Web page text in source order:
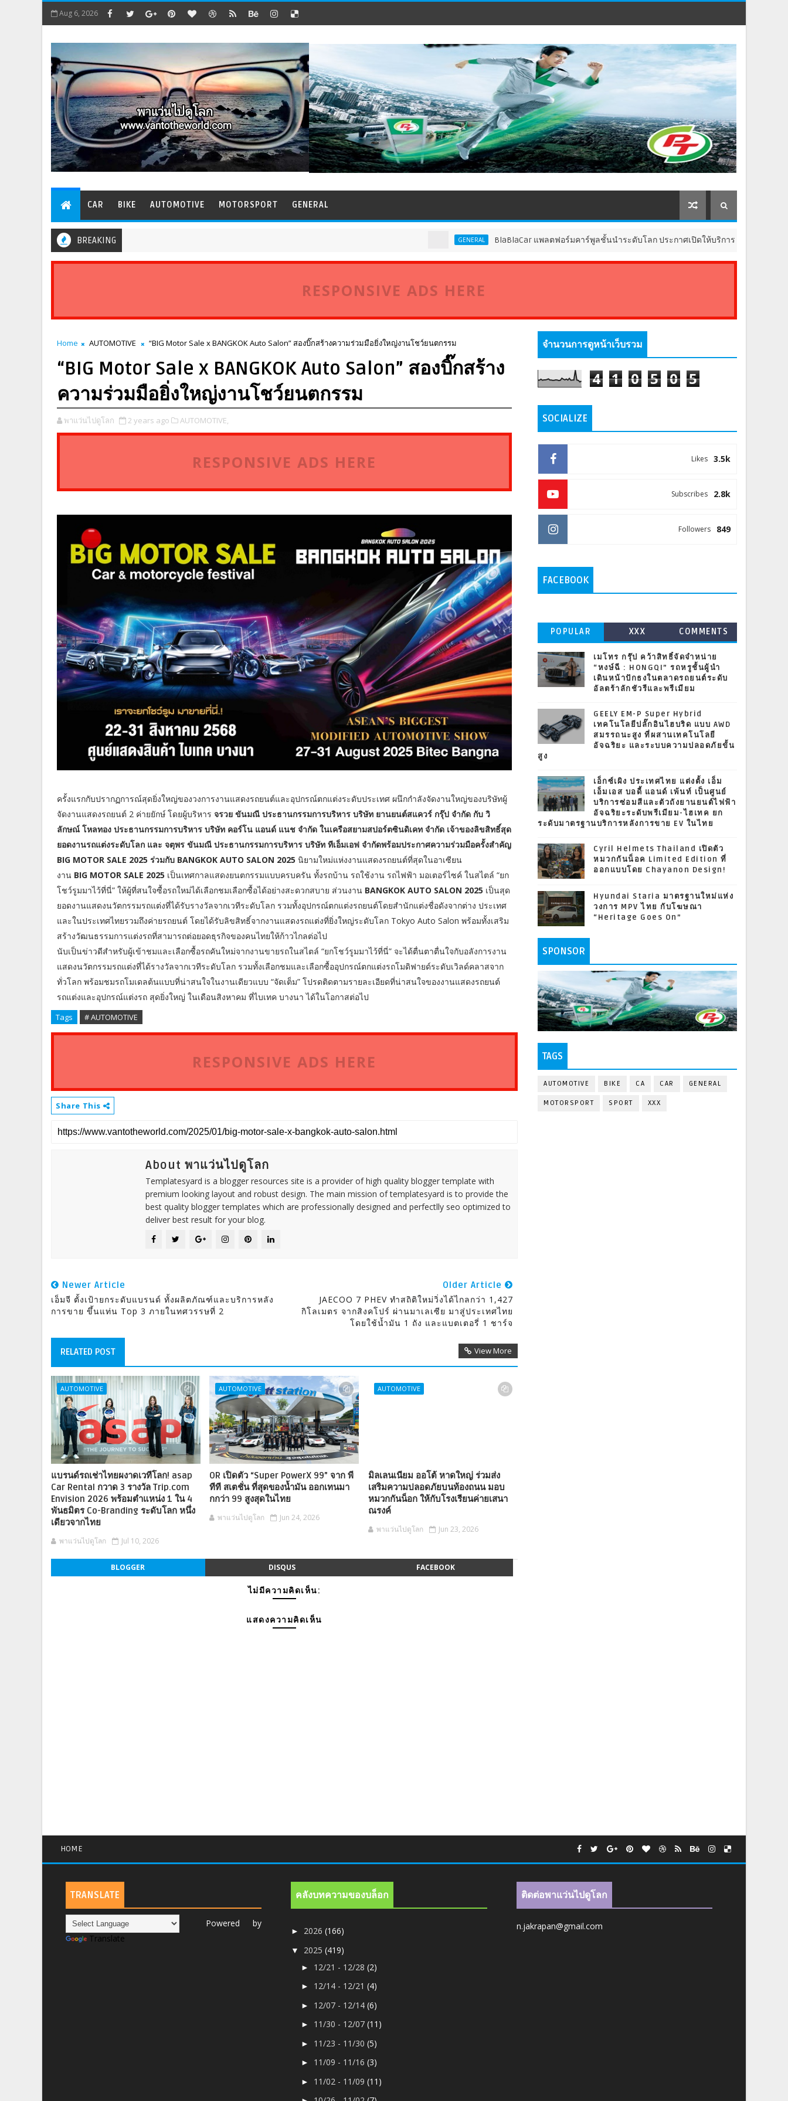
Aug 6, 2026
CAR BIKE AUTOMOTIVE MOTORSPORT GENERAL
BREAKING BlaBlaCar แพลตฟอร์มคาร์พูลชั้นนำระดับโลก ประกาศเปิดให้บริการในประเทศไทย
RESPONSIVE ADS HERE
Home AUTOMOTIVE “BIG Motor Sale x BANGKOK Auto Salon” สองบิ๊กสร้างความร่วมมือยิ่งใหญ่งานโชว์ยนตกรรม
“BIG Motor Sale x BANGKOK Auto Salon” สองบิ๊กสร้าง
ความร่วมมือยิ่งใหญ่งานโชว์ยนตกรรม
พาแว่นไปดูโลก 2 years ago AUTOMOTIVE,
RESPONSIVE ADS HERE
ครั้งแรกกับปรากฏการณ์สุดยิ่งใหญ่ของวงการงานแสดงรถยนต์และอุปกรณ์ตกแต่งระดับประเทศ ผนึกกำลังจัดงานใหญ่ของบริษัทผู้
จัดงานแสดงรถยนต์ 2 ค่ายยักษ์ โดยผู้บริหาร จรวย ขันมณี ประธานกรรมการบริหาร บริษัท ยานยนต์สแควร์ กรุ๊ป จำกัด กับ วิ
ลักษณ์ โหลทอง ประธานกรรมการบริหาร บริษัท คอร์โน แอนด์ แนช จำกัด ในเครือสยามสปอร์ตซินดิเคท จำกัด เจ้าของลิขสิทธิ์สุด
ยอดงานรถแต่งระดับโลก และ จตุพร ขันมณี ประธานกรรมการบริหาร บริษัท ทีเอ็มเอฟ จำกัดพร้อมประกาศความร่วมมือครั้งสำคัญ
BIG MOTOR SALE 2025 ร่วมกับ BANGKOK AUTO SALON 2025 นิยามใหม่แห่งงานแสดงรถยนต์ที่สุดในอาเซียน
งาน BIG MOTOR SALE 2025 เป็นเทศกาลแสดงยนตกรรมแบบครบครัน ทั้งรถบ้าน รถใช้งาน รถไฟฟ้า มอเตอร์ไซค์ ในสไตล์ “ยก
โชว์รูมมาไว้ที่นี่” ให้ผู้ที่สนใจซื้อรถใหม่ได้เลือกชมเลือกซื้อได้อย่างสะดวกสบาย ส่วนงาน BANGKOK AUTO SALON 2025 เป็นสุด
ยอดงานแสดงนวัตกรรมรถแต่งที่ได้รับรางวัลจากเวทีระดับโลก รวมทั้งอุปกรณ์ตกแต่งรถยนต์โดยสำนักแต่งชื่อดังจากต่าง ประเทศ
และในประเทศไทยรวมถึงค่ายรถยนต์ โดยได้รับลิขสิทธิ์จากงานแสดงรถแต่งที่ยิ่งใหญ่ระดับโลก Tokyo Auto Salon พร้อมทั้งเสริม
สร้างวัฒนธรรมการแต่งรถที่สามารถต่อยอดธุรกิจของคนไทยให้ก้าวไกลต่อไป
นับเป็นข่าวดีสำหรับผู้เข้าชมและเลือกซื้อรถคันใหม่จากงานขายรถในสไตล์ “ยกโชว์รูมมาไว้ที่นี่” จะได้ตื่นตาตื่นใจกับอลังการงาน
แสดงนวัตกรรมรถแต่งที่ได้รางวัลจากเวทีระดับโลก รวมทั้งเลือกชมและเลือกซื้ออุปกรณ์ตกแต่งรถโมดิฟายด์ระดับเวิลด์คลาสจาก
ทั่วโลก พร้อมชมรถโมเดลต้นแบบที่น่าสนใจในงานเดียวแบบ “จัดเต็ม” โปรดติดตามรายละเอียดที่น่าสนใจของงานแสดงรถยนต์
รถแต่งและอุปกรณ์แต่งรถ สุดยิ่งใหญ่ ในเดือนสิงหาคม ที่ไบเทค บางนา ได้ในโอกาสต่อไป
Tags # AUTOMOTIVE
RESPONSIVE ADS HERE
Share This
About พาแว่นไปดูโลก
Templatesyard is a blogger resources site is a provider of high quality blogger template with
premium looking layout and robust design. The main mission of templatesyard is to provide the
best quality blogger templates which are professionally designed and perfectlly seo optimized to
deliver best result for your blog.
Newer Article
เอ็มจี ตั้งเป้ายกระดับแบรนด์ ทั้งผลิตภัณฑ์และบริการหลัง
การขาย ขึ้นแท่น Top 3 ภายในทศวรรษที่ 2
Older Article
JAECOO 7 PHEV ทำสถิติใหม่วิ่งได้ไกลกว่า 1,427
กิโลเมตร จากสิงคโปร์ ผ่านมาเลเซีย มาสู่ประเทศไทย
โดยใช้น้ำมัน 1 ถัง และแบตเตอรี่ 1 ชาร์จ
RELATED POST View More
AUTOMOTIVE
แบรนด์รถเช่าไทยผงาดเวทีโลก! asap
Car Rental กวาด 3 รางวัล Trip.com
Envision 2026 พร้อมตำแหน่ง 1 ใน 4
พันธมิตร Co-Branding ระดับโลก หนึ่ง
เดียวจากไทย
พาแว่นไปดูโลก Jul 10, 2026
AUTOMOTIVE
OR เปิดตัว “Super PowerX 99” จาก พี
ทีที สเตชั่น ที่สุดของน้ำมัน ออกเทนมา
กกว่า 99 สูงสุดในไทย
พาแว่นไปดูโลก Jun 24, 2026
AUTOMOTIVE
มิลเลนเนียม ออโต้ หาดใหญ่ ร่วมส่ง
เสริมความปลอดภัยบนท้องถนน มอบ
หมวกกันน็อก ให้กับโรงเรียนค่ายเสนา
ณรงค์
พาแว่นไปดูโลก Jun 23, 2026
BLOGGER DISQUS FACEBOOK
ไม่มีความคิดเห็น:
แสดงความคิดเห็น
จำนวนการดูหน้าเว็บรวม
4 1 0 5 0 5
SOCIALIZE
3.5k
Likes
2.8k
Subscribes
849
Followers
FACEBOOK
POPULAR XXX COMMENTS
เมโทร กรุ๊ป คว้าสิทธิ์จัดจำหน่าย
“หงษ์ฉี : HONGQI” รถหรูชั้นผู้นำ
เดินหน้าปักธงในตลาดรถยนต์ระดับ
อัลตร้าลักชัวรีและพรีเมียม
GEELY EM-P Super Hybrid
เทคโนโลยีปลั๊กอินไฮบริด แบบ AWD
สมรรถนะสูง ที่ผสานเทคโนโลยี
อัจฉริยะ และระบบความปลอดภัยขั้น
สูง
เอ็กซ์เผิง ประเทศไทย แต่งตั้ง เอ็ม
เอ็มเอส บอดี้ แอนด์ เพ้นท์ เป็นศูนย์
บริการซ่อมสีและตัวถังยานยนต์ไฟฟ้า
อัจฉริยะระดับพรีเมียม-ไฮเทค ยก
ระดับมาตรฐานบริการหลังการขาย EV ในไทย
Cyril Helmets Thailand เปิดตัว
หมวกกันน็อค Limited Edition ที่
ออกแบบโดย Chayanon Design!
Hyundai Staria มาตรฐานใหม่แห่ง
วงการ MPV ไทย กับโฆษณา
“Heritage Goes On”
SPONSOR
TAGS
AUTOMOTIVE BIKE CA CAR GENERAL
MOTORSPORT SPORT XXX
HOME
TRANSLATE
Powered by
Translate
คลังบทความของบล็อก
► 2026(166)
▼ 2025(419)
► 12/21 - 12/28(2)
► 12/14 - 12/21(4)
► 12/07 - 12/14(6)
► 11/30 - 12/07(11)
► 11/23 - 11/30(5)
► 11/09 - 11/16(3)
► 11/02 - 11/09(11)
ติดต่อพาแว่นไปดูโลก
n.jakrapan@gmail.com